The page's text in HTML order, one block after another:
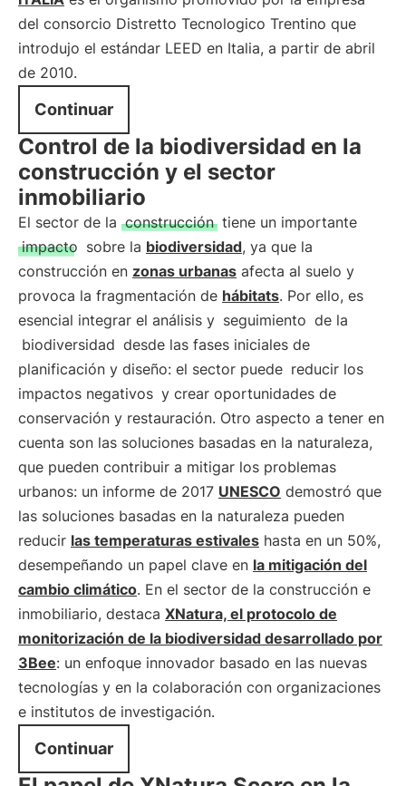
del consorcio Distretto Tecnologico Trentino que
introdujo el estándar LEED en Italia, a partir de abril
de 2010.
Continuar
Control de la biodiversidad en la
construcción y el sector
inmobiliario
El sector de la construcción tiene un importante
impacto sobre la biodiversidad, ya que la
construcción en zonas urbanas afecta al suelo y
provoca la fragmentación de hábitats. Por ello, es
esencial integrar el análisis y seguimiento de la
biodiversidad desde las fases iniciales de
planificación y diseño: el sector puede reducir los
impactos negativos y crear oportunidades de
conservación y restauración. Otro aspecto a tener en
cuenta son las soluciones basadas en la naturaleza,
que pueden contribuir a mitigar los problemas
urbanos: un informe de 2017 UNESCO demostró que
las soluciones basadas en la naturaleza pueden
reducir las temperaturas estivales hasta en un 50%,
desempeñando un papel clave en la mitigación del
cambio climático. En el sector de la construcción e
inmobiliario, destaca XNatura, el protocolo de
monitorización de la biodiversidad desarrollado por
3Bee: un enfoque innovador basado en las nuevas
tecnologías y en la colaboración con organizaciones
e institutos de investigación.
Continuar